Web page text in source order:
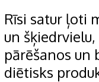
Rīsi satur ļoti
un
pārēšanos un
diētisks